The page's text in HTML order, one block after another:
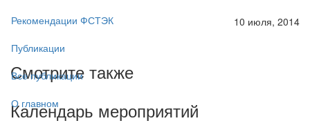
Рекомендации ФСТЭК
Публикации
Все публикации
О главном
10 июля, 2014
Смотрите также
Календарь мероприятий